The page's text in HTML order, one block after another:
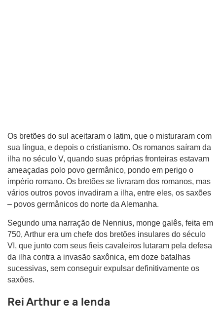
Os bretões do sul aceitaram o latim, que o misturaram com
sua língua, e depois o cristianismo. Os romanos saíram da
ilha no século V, quando suas próprias fronteiras estavam
ameaçadas polo povo germânico, pondo em perigo o
império romano. Os bretões se livraram dos romanos, mas
vários outros povos invadiram a ilha, entre eles, os saxões
– povos germânicos do norte da Alemanha.
Segundo uma narração de Nennius, monge galês, feita em
750, Arthur era um chefe dos bretões insulares do século
VI, que junto com seus fieis cavaleiros lutaram pela defesa
da ilha contra a invasão saxônica, em doze batalhas
sucessivas, sem conseguir expulsar definitivamente os
saxões.
Rei Arthur e a lenda